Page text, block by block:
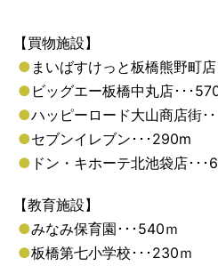
【買物施設】
● まいばすけっと板橋熊野町
● ビッグエー板橋中丸店･･･
●ハッピーロード大山商店街･
●セブンイレブン･･･290m
● ドン・キホーテ北池袋店･･･
【教育施設】
●みなみ保育園･･･540ｍ
●板橋第七小学校･･･230ｍ